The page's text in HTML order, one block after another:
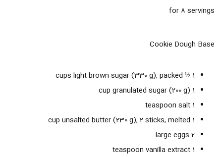
for 8 servings
Cookie Dough Base
1 ½ cups light brown sugar (330 g), packed
1 cup granulated sugar (200 g)
1 teaspoon salt
1 cup unsalted butter (230 g), 2 sticks, melted
2 large eggs
1 teaspoon vanilla extract